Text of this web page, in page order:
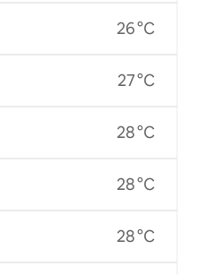
26 °C
27 °C
28 °C
28 °C
28 °C